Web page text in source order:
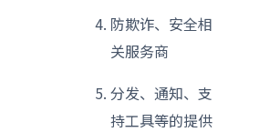
防欺诈、安全相
关服务商
分发、通知、支
持工具等的提供